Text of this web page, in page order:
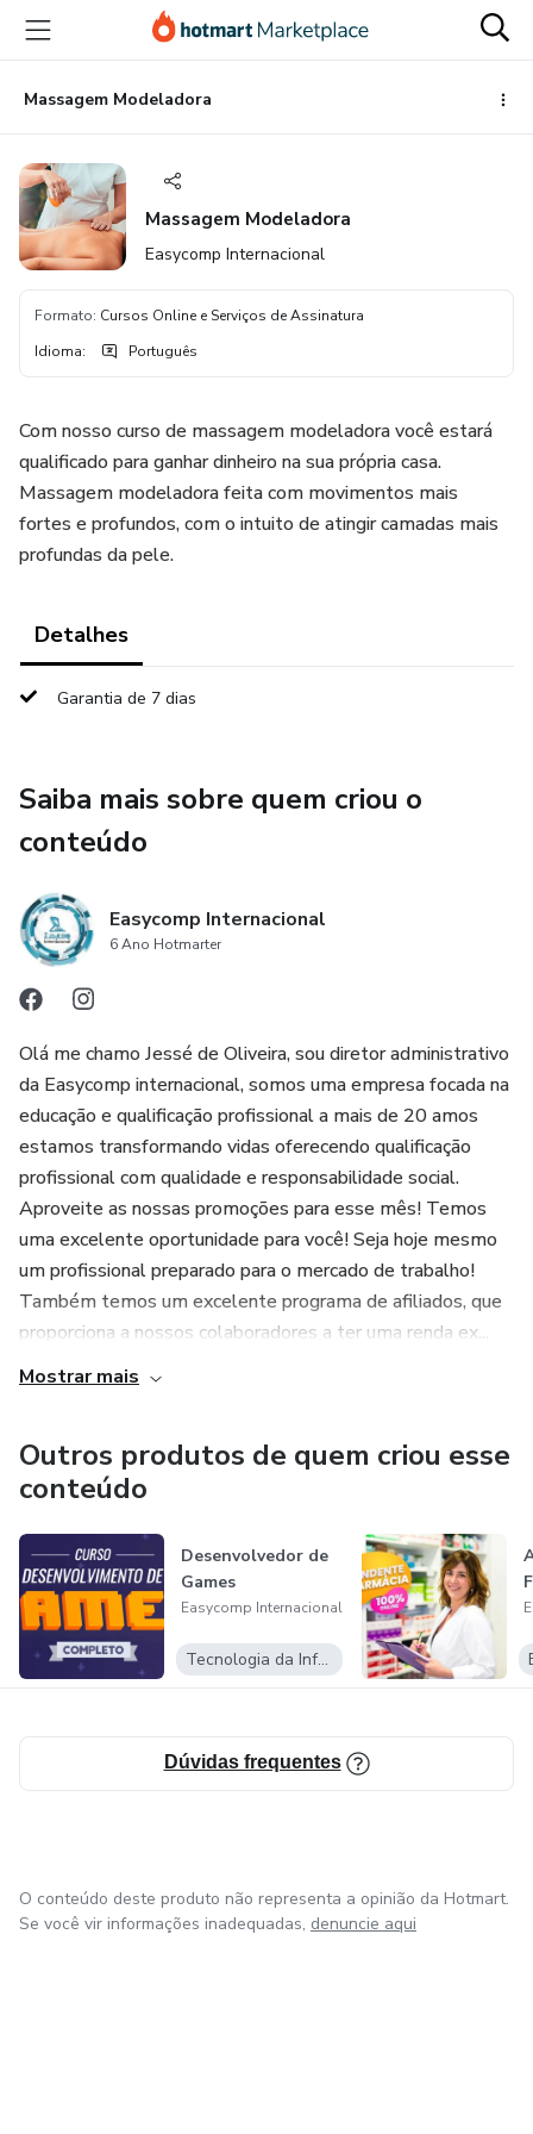
para
conteúdo
principal
para
pagamento
para
rodapéMassagem Modeladora
Massagem Modeladora
Easycomp Internacional
Formato: Cursos Online e Serviços de Assinatura
Idioma: Português
Com nosso curso de massagem modeladora você estará
qualificado para ganhar dinheiro na sua própria casa.
Massagem modeladora feita com movimentos mais
fortes e profundos, com o intuito de atingir camadas mais
profundas da pele.
Detalhes
Garantia de 7 dias
Saiba mais sobre quem criou o
conteúdo
Easycomp Internacional
6 Ano Hotmarter
Olá me chamo Jessé de Oliveira, sou diretor administrativo
da Easycomp internacional, somos uma empresa focada na
educação e qualificação profissional a mais de 20 amos
estamos transformando vidas oferecendo qualificação
profissional com qualidade e responsabilidade social.
Aproveite as nossas promoções para esse mês! Temos
uma excelente oportunidade para você! Seja hoje mesmo
um profissional preparado para o mercado de trabalho!
Também temos um excelente programa de afiliados, que
proporciona a nossos colaboradores a ter uma renda ex...
Mostrar mais
Outros produtos de quem criou esse
conteúdo
Desenvolvedor de
Games
Easycomp Internacional
Tecnologia da Informação
Dúvidas frequentes
O conteúdo deste produto não representa a opinião da Hotmart.
Se você vir informações inadequadas, denuncie aqui